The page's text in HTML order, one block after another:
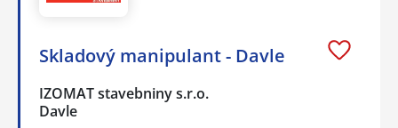
Skladový manipulant - Davle
IZOMAT stavebniny s.r.o.
Davle